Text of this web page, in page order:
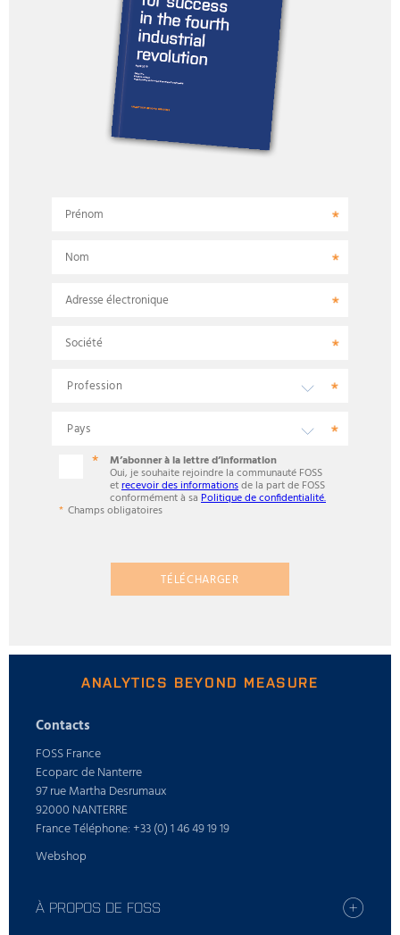
Prénom
Nom
Adresse électronique
Société
M’abonner à la lettre d’information
Oui, je souhaite rejoindre la communauté FOSS
etrecevoir des informationsde la part de FOSS
conformément à sa Politique de confidentialité.
Champs obligatoires
TÉLÉCHARGER
ANALYTICS BEYOND MEASURE
Contacts
FOSS France
Ecoparc de Nanterre
97 rue Martha Desrumaux
92000 NANTERRE
France Téléphone: +33 (0) 1 46 49 19 19
Webshop
À PROPOS DE FOSS